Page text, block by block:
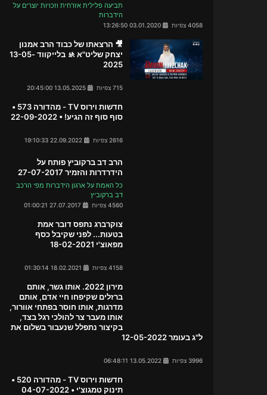
תביעה פלילית אזרחית וזכויות יוצרים על
הידברות
4058 צפיות
🎥 הרצאתו של כבוד הרב אמנון
יצחק שליט"א 🚸 בלייקווד 13-05-
2025
715 צפיות
חדשות וירוס TV - מהדורה 573 •
סוף סוף זה הגיע! • 22-09-2022
2616 צפיות
הרב דב ברקוביץ פותח על
הידרדרות והזמיר 27-07-2017
כל האמת על ארגון הידברות מפי הרכב
דב ברקוביץ
4560 צפיות
צוקרברג נתפס דובר אמת
בטעות... לפני שקיבל כסף
מפאוצ'י 18-02-2021
4158 צפיות
מירון 2022. אותו גשר, אותם
ברזלים שקיפחו חיי אדם, אותם
מדרגות, אותו חוסר בפתחי אוורור,
אותו מעבר צר להולכי רגל בצד,
בקיצור נתפלל שנעבור בשלום את
ל"ג בעומר 12-05-2022
3996 צפיות
חדשות וירוס TV - מהדורה 520 •
תינוק טמגוצ'י • 04-07-2022